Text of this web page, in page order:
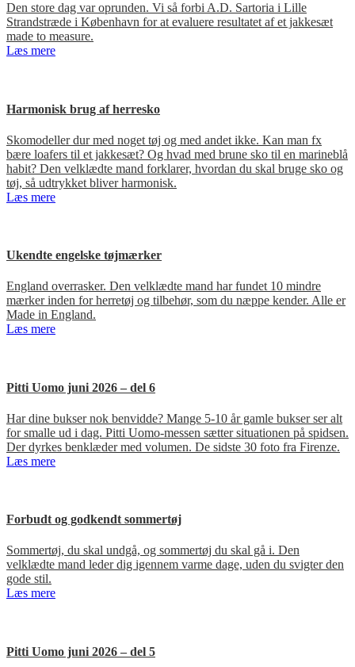
Den store dag var oprunden. Vi så forbi A.D. Sartoria i Lille
Strandstræde i København for at evaluere resultatet af et jakkesæt
made to measure.
Læs mere
Harmonisk brug af herresko
Skomodeller dur med noget tøj og med andet ikke. Kan man fx
bære loafers til et jakkesæt? Og hvad med brune sko til en marineblå
habit? Den velklædte mand forklarer, hvordan du skal bruge sko og
tøj, så udtrykket bliver harmonisk.
Læs mere
Ukendte engelske tøjmærker
England overrasker. Den velklædte mand har fundet 10 mindre
mærker inden for herretøj og tilbehør, som du næppe kender. Alle er
Made in England.
Læs mere
Pitti Uomo juni 2026 – del 6
Har dine bukser nok benvidde? Mange 5-10 år gamle bukser ser alt
for smalle ud i dag. Pitti Uomo-messen sætter situationen på spidsen.
Der dyrkes benklæder med volumen. De sidste 30 foto fra Firenze.
Læs mere
Forbudt og godkendt sommertøj
Sommertøj, du skal undgå, og sommertøj du skal gå i. Den
velklædte mand leder dig igennem varme dage, uden du svigter den
gode stil.
Læs mere
Pitti Uomo juni 2026 – del 5